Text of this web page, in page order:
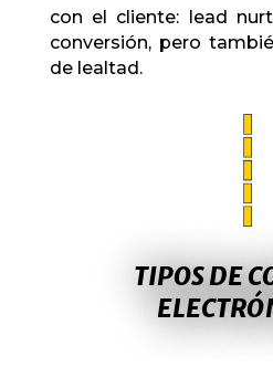
con el cliente: lead
conversión, pero
de lealtad.
TIPOS DE